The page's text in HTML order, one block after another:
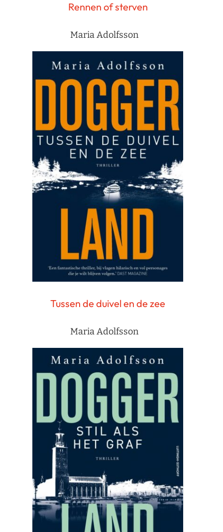
Rennen of sterven
Maria Adolfsson
Tussen de duivel en de zee
Maria Adolfsson